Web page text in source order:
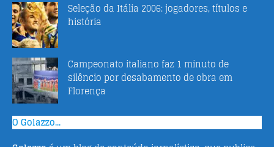
Seleção da Itália 2006: jogadores, títulos e
história
Campeonato italiano faz 1 minuto de
silêncio por desabamento de obra em
Florença
O Golazzo...